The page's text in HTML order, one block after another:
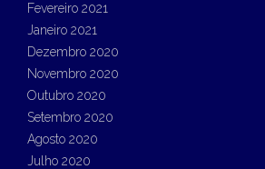
Fevereiro 2021
Janeiro 2021
Dezembro 2020
Novembro 2020
Outubro 2020
Setembro 2020
Agosto 2020
Julho 2020